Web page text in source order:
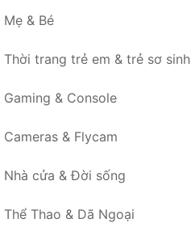
Mẹ & Bé
Thời trang trẻ em & trẻ sơ sinh
Gaming & Console
Cameras & Flycam
Nhà cửa & Đời sống
Thể Thao & Dã Ngoại